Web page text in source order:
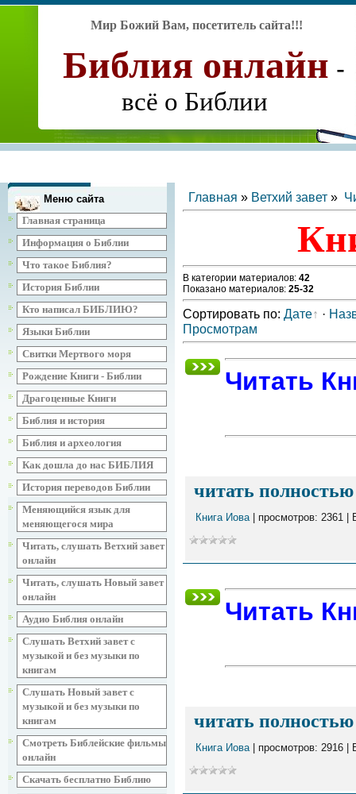
Мир Божий Вам, посетитель сайта!!!
Библия онлайн -
всё о Библии
Меню сайта
Главная страница
Информация о Библии
Что такое Библия?
История Библии
Кто написал БИБЛИЮ?
Языки Библии
Свитки Мертвого моря
Рождение Книги - Библии
Драгоценные Книги
Библия и история
Библия и археология
Как дошла до нас БИБЛИЯ
История переводов Библии
Меняющийся язык для
меняющегося мира
Читать, слушать Ветхий завет
онлайн
Читать, слушать Новый завет
онлайн
Аудио Библия онлайн
Слушать Ветхий завет с
музыкой и без музыки по
книгам
Слушать Новый завет с
музыкой и без музыки по
книгам
Смотреть Библейские фильмы
онлайн
Скачать бесплатно Библию
Главная » Ветхий завет »
В категории материалов: 42
Показано материалов: 25-32
Сортировать по: Дате ·
Просмотрам
Читать
читать
Книга Иова | просмотров: 2361
Читать
читать
Книга Иова | просмотров: 2916